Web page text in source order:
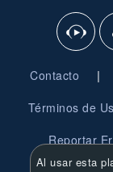
Contacto |
Términos de
Reportar
Al usar esta